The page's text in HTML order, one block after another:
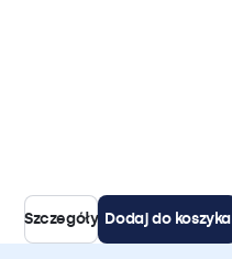
Szczegóły Dodaj do koszyka